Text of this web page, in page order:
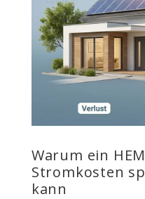
Warum ein
Stromkosten
kann